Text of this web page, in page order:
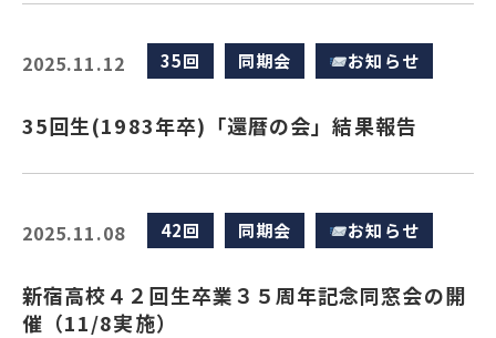
2025.11.12 35回 同期会 お知らせ
35回生(1983年卒)「還暦の会」結果報告
2025.11.08 42回 同期会 お知らせ
新宿高校４２回生卒業３５周年記念同窓会の開
催（11/8実施）